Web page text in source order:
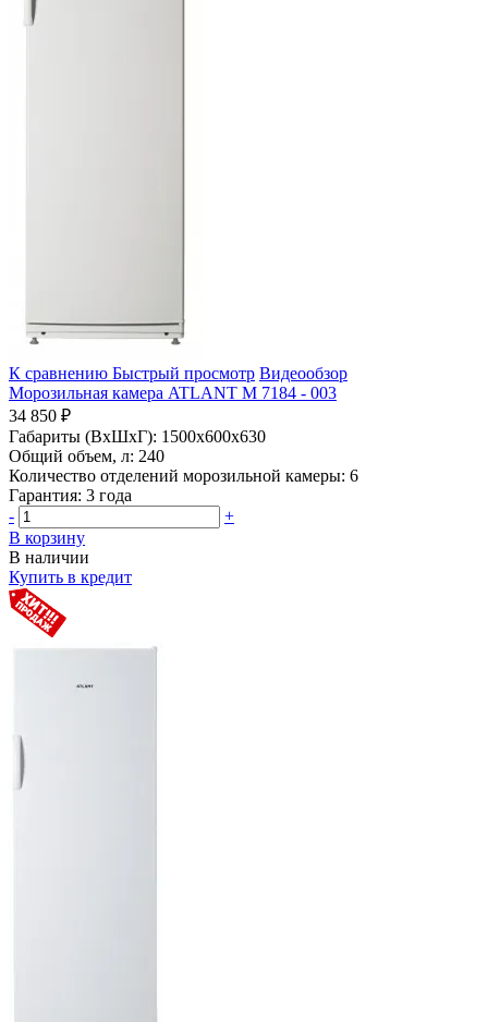
К сравнению Быстрый просмотр Видеообзор
Морозильная камера ATLANT М 7184 - 003
34 850 ₽
Габариты (ВхШхГ): 1500x600x630
Общий объем, л: 240
Количество отделений морозильной камеры: 6
Гарантия: 3 года
-
+
В корзину
В наличии
Купить в кредит